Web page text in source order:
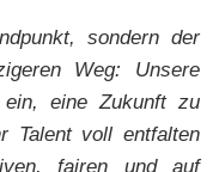
sondern der
Weg: Unsere
eine Zukunft zu
Talent voll entfalten
fairen und auf